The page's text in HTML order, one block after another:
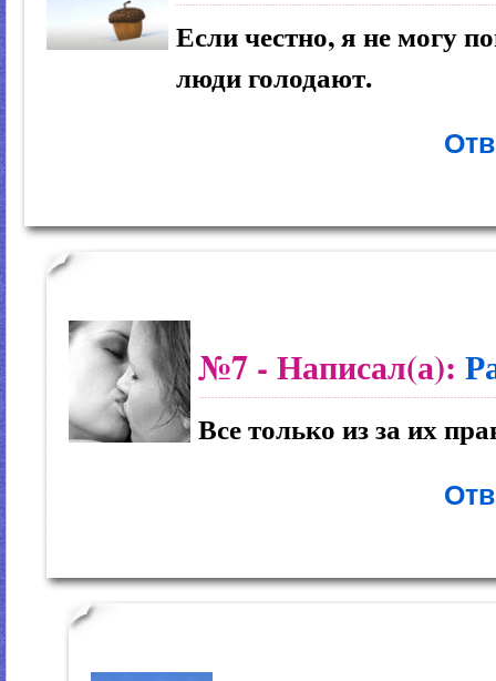
Если честно, я не могу
люди голодают.
№7 - Написал(а):
Все только из за их